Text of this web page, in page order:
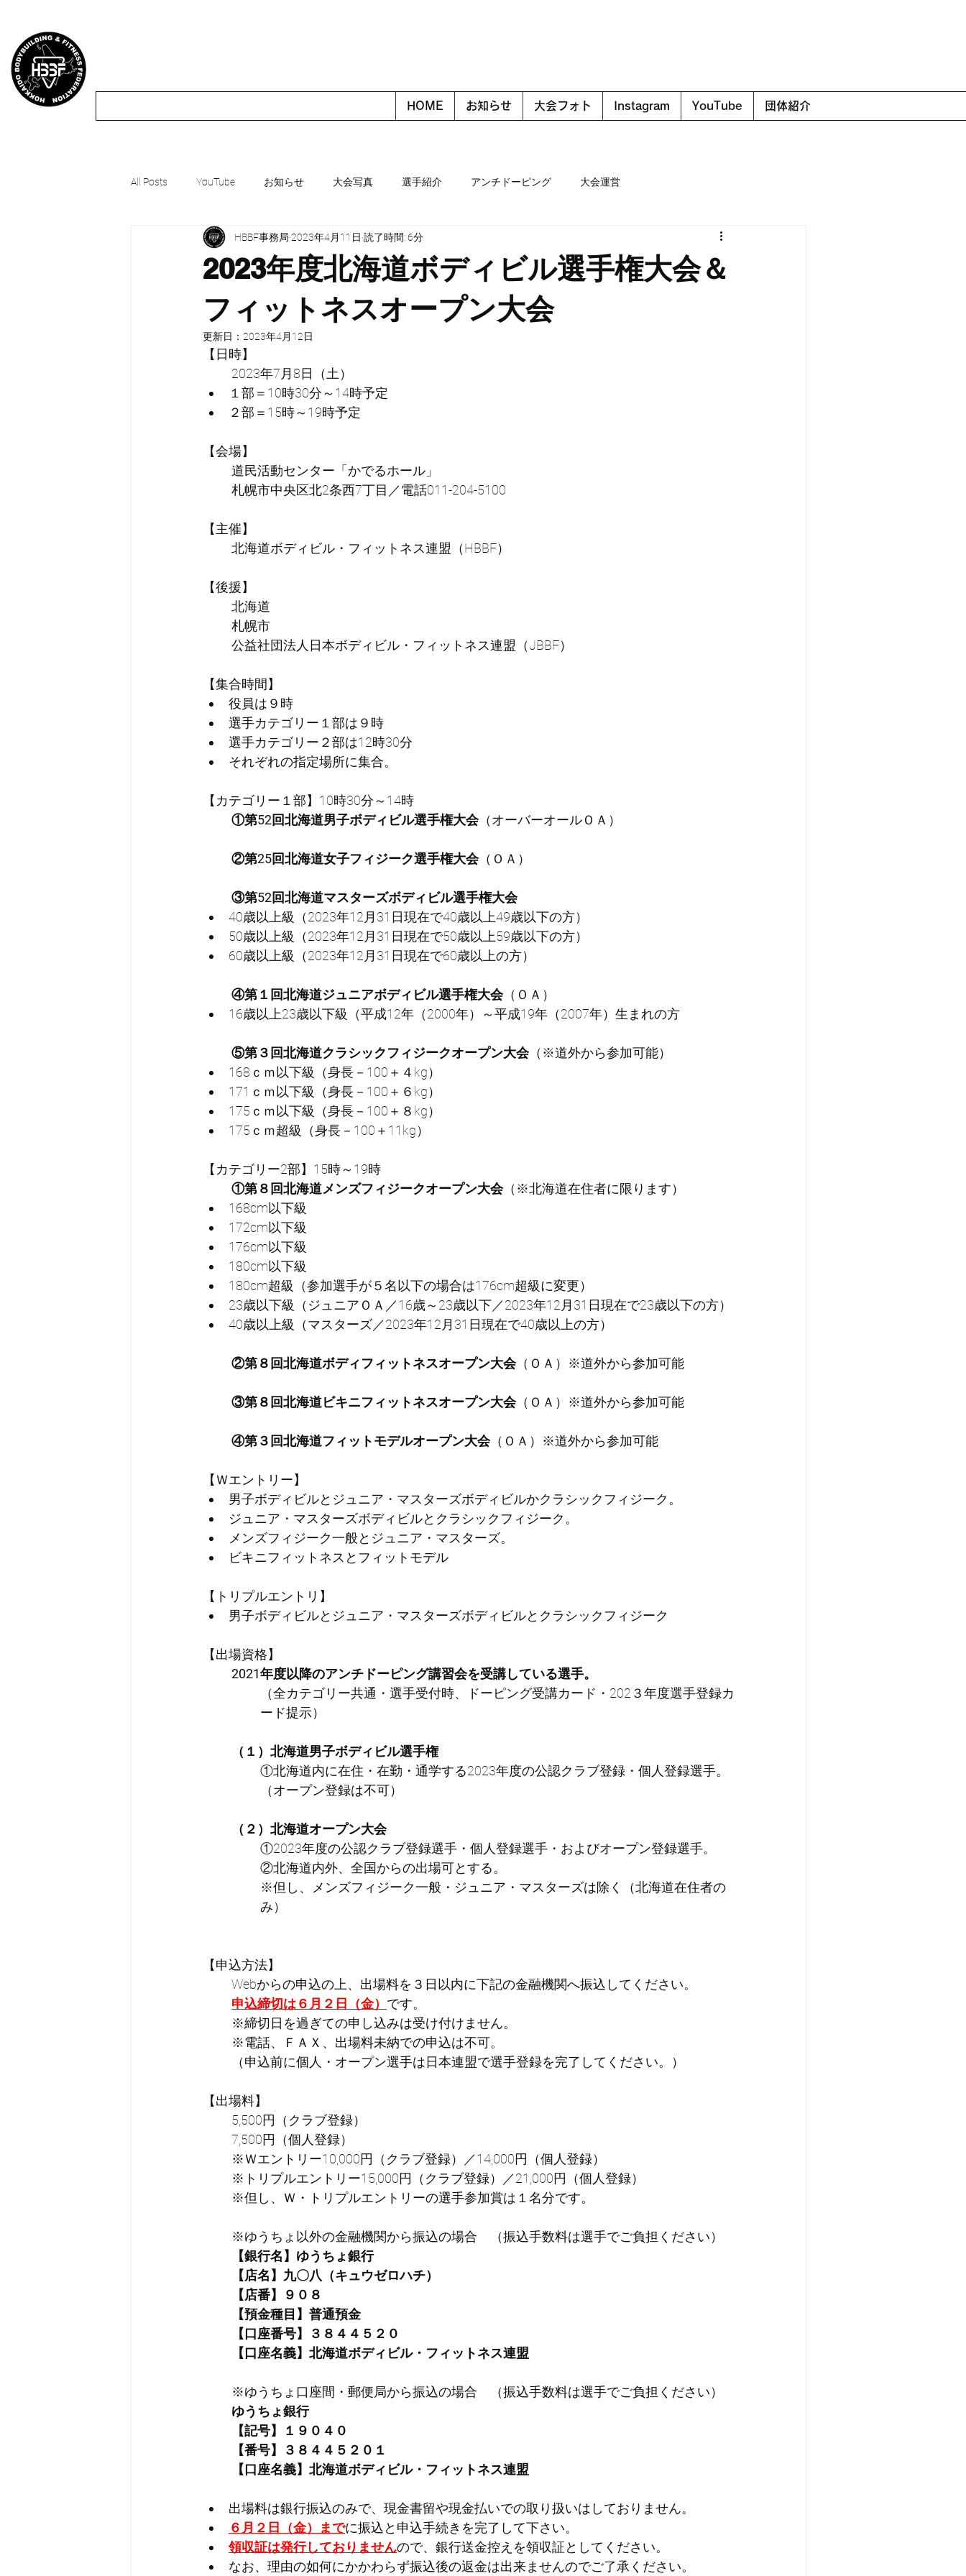
HOME お知らせ 大会フォト Instagram YouTube 団体紹介
All Posts YouTube お知らせ 大会写真 選手紹介 アンチドーピング 大会運営
2023年度北海道ボディビル選手権大会＆
フィットネスオープン大会
HBBF事務局 2023年4月11日 読了時間: 6分
更新日： 2023年4月12日
【日時】
2023年7月8日（土）
１部＝10時30分～14時予定
２部＝15時～19時予定
【会場】
道民活動センター「かでるホール」
札幌市中央区北2条西7丁目／電話011-204-5100
【主催】
北海道ボディビル・フィットネス連盟（HBBF）
【後援】
北海道
札幌市
公益社団法人日本ボディビル・フィットネス連盟（JBBF）
【集合時間】
役員は９時
選手カテゴリー１部は９時
選手カテゴリー２部は12時30分
それぞれの指定場所に集合。
【カテゴリー１部】10時30分～14時
①第52回北海道男子ボディビル選手権大会（オーバーオールＯＡ）
②第25回北海道女子フィジーク選手権大会（ＯＡ）
③第52回北海道マスターズボディビル選手権大会
40歳以上級（2023年12月31日現在で40歳以上49歳以下の方）
50歳以上級（2023年12月31日現在で50歳以上59歳以下の方）
60歳以上級（2023年12月31日現在で60歳以上の方）
④第１回北海道ジュニアボディビル選手権大会（ＯＡ）
16歳以上23歳以下級（平成12年（2000年）～平成19年（2007年）生まれの方
⑤第３回北海道クラシックフィジークオープン大会（※道外から参加可能）
168ｃｍ以下級（身長－100＋４kg）
171ｃｍ以下級（身長－100＋６kg）
175ｃｍ以下級（身長－100＋８kg）
175ｃｍ超級（身長－100＋11kg）
【カテゴリー2部】15時～19時
①第８回北海道メンズフィジークオープン大会（※北海道在住者に限ります）
168cm以下級
172cm以下級
176cm以下級
180cm以下級
180cm超級（参加選手が５名以下の場合は176cm超級に変更）
23歳以下級（ジュニアＯＡ／16歳～23歳以下／2023年12月31日現在で23歳以下の方）
40歳以上級（マスターズ／2023年12月31日現在で40歳以上の方）
②第８回北海道ボディフィットネスオープン大会（ＯＡ）※道外から参加可能
③第８回北海道ビキニフィットネスオープン大会（ＯＡ）※道外から参加可能
④第３回北海道フィットモデルオープン大会（ＯＡ）※道外から参加可能
【Ｗエントリー】
男子ボディビルとジュニア・マスターズボディビルかクラシックフィジーク。
ジュニア・マスターズボディビルとクラシックフィジーク。
メンズフィジーク一般とジュニア・マスターズ。
ビキニフィットネスとフィットモデル
【トリプルエントリ】
男子ボディビルとジュニア・マスターズボディビルとクラシックフィジーク
【出場資格】
2021年度以降のアンチドーピング講習会を受講している選手。
（全カテゴリー共通・選手受付時、ドーピング受講カード・202３年度選手登録カ
ード提示）
（１）北海道男子ボディビル選手権
①北海道内に在住・在勤・通学する2023年度の公認クラブ登録・個人登録選手。
（オープン登録は不可）
（２）北海道オープン大会
①2023年度の公認クラブ登録選手・個人登録選手・およびオープン登録選手。
②北海道内外、全国からの出場可とする。
※但し、メンズフィジーク一般・ジュニア・マスターズは除く（北海道在住者の
み）
【申込方法】
Webからの申込の上、出場料を３日以内に下記の金融機関へ振込してください。
申込締切は６月２日（金） です。
※締切日を過ぎての申し込みは受け付けません。
※電話、ＦＡＸ、出場料未納での申込は不可。
（申込前に個人・オープン選手は日本連盟で選手登録を完了してください。）
【出場料】
5,500円（クラブ登録）
7,500円（個人登録）
※Ｗエントリー10,000円（クラブ登録）／14,000円（個人登録）
※トリプルエントリー15,000円（クラブ登録）／21,000円（個人登録）
※但し、Ｗ・トリプルエントリーの選手参加賞は１名分です。
※ゆうちょ以外の金融機関から振込の場合　（振込手数料は選手でご負担ください）
【銀行名】ゆうちょ銀行
【店名】九〇八（キュウゼロハチ）
【店番】９０８
【預金種目】普通預金
【口座番号】３８４４５２０
【口座名義】北海道ボディビル・フィットネス連盟
※ゆうちょ口座間・郵便局から振込の場合　（振込手数料は選手でご負担ください）
ゆうちょ銀行
【記号】１９０４０
【番号】３８４４５２０１
【口座名義】北海道ボディビル・フィットネス連盟
出場料は銀行振込のみで、現金書留や現金払いでの取り扱いはしておりません。
６月２日（金）までに振込と申込手続きを完了して下さい。
領収証は発行しておりませんので、銀行送金控えを領収証としてください。
なお、理由の如何にかかわらず振込後の返金は出来ませんのでご了承ください。